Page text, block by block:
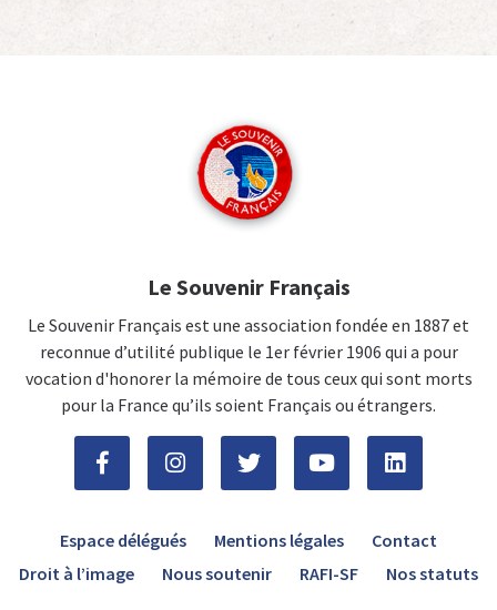
Le Souvenir Français
Le Souvenir Français est une association fondée en 1887 et
reconnue d’utilité publique le 1er février 1906 qui a pour
vocation d'honorer la mémoire de tous ceux qui sont morts
pour la France qu’ils soient Français ou étrangers.
Espace délégués Mentions légales
Contact
Droit à l’image
Nous soutenir RAFI-SF Nos statuts